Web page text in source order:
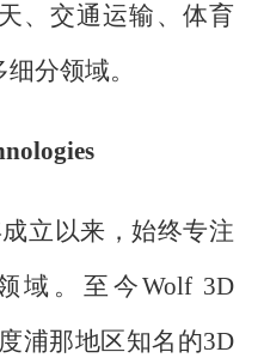
、交通运输、体育
分领域。
立以来，始终专注
域。至今Wolf 3D
浦那地区知名的3D